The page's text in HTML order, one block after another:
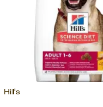
Hill's